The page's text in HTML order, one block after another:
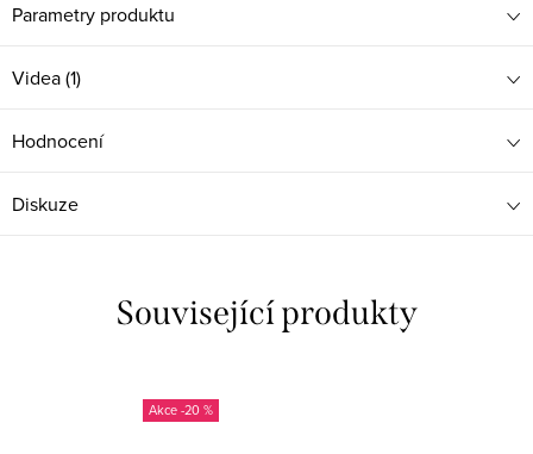
Parametry produktu
Videa (1)
Hodnocení
Diskuze
Související produkty
-20 %